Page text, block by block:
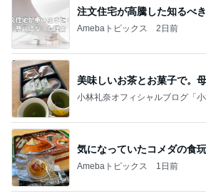
注文住宅が高騰した知るべ
Amebaトピックス 2日前
美味しいお茶とお菓子で。
小林礼奈オフィシャルブログ「小
気になっていたコメダの食
Amebaトピックス 1日前